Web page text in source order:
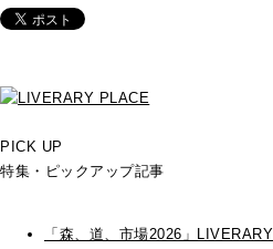
PICK UP
特集・ピックアップ記事
「森、道、市場2026」